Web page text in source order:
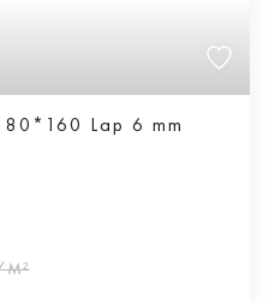
Lap 6 mm
М²